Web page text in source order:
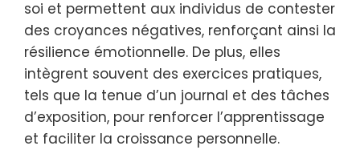
soi et permettent aux individus de contester
des croyances négatives, renforçant ainsi la
résilience émotionnelle. De plus, elles
intègrent souvent des exercices pratiques,
tels que la tenue d’un journal et des tâches
d’exposition, pour renforcer l’apprentissage
et faciliter la croissance personnelle.